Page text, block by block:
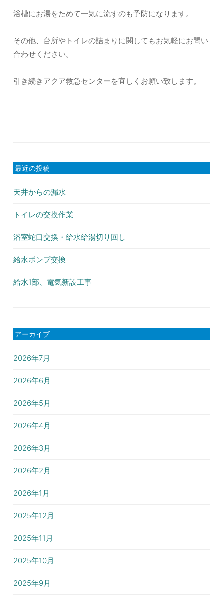
浴槽にお湯をためて一気に流すのも予防になります。
その他、台所やトイレの詰まりに関してもお気軽にお問い
合わせください。
引き続きアクア救急センターを宜しくお願い致します。
最近の投稿
天井からの漏水
トイレの交換作業
浴室蛇口交換・給水給湯切り回し
給水ポンプ交換
給水1部、電気新設工事
アーカイブ
2026年7月
2026年6月
2026年5月
2026年4月
2026年3月
2026年2月
2026年1月
2025年12月
2025年11月
2025年10月
2025年9月